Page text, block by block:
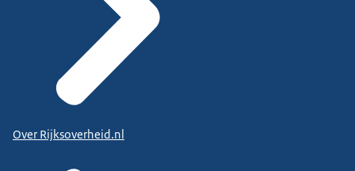
Over Rijksoverheid.nl